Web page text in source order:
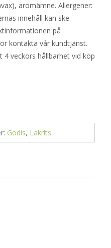
aromämne. Allergener:
innehåll kan ske.
på
kontakta vår kundtjänst.
veckors hållbarhet vid köp
Godis, Lakrits